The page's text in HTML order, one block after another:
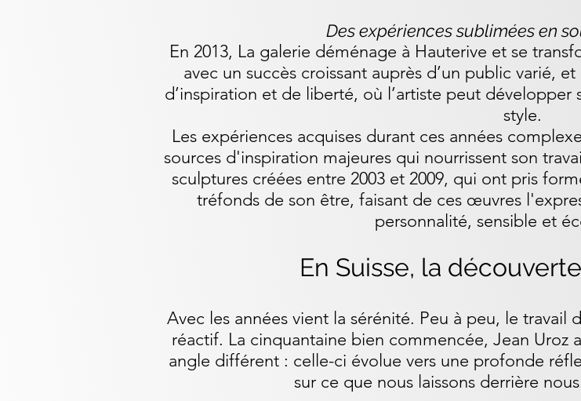
Des expériences sublimées en
En 2013, La galerie déménage à Hauterive et se
avec un succès croissant auprès d’un public varié,
d’inspiration et de liberté, où l’artiste peut
style.
Les expériences acquises durant ces années
sources d'inspiration majeures qui nourrissent son
sculptures créées entre 2003 et 2009, qui ont pris
tréfonds de son être, faisant de ces œuvres
personnalité, sensible et
En Suisse, la
Avec les années vient la sérénité. Peu à peu, le travail
réactif. La cinquantaine bien commencée, Jean Uroz
angle différent : celle-ci évolue vers une profonde
sur ce que nous laissons derrière